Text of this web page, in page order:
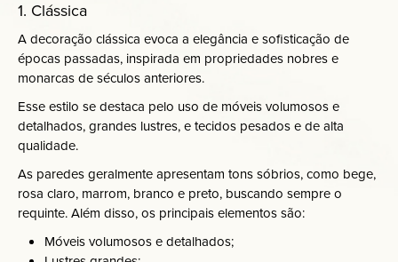
1. Clássica
A decoração clássica evoca a elegância e sofisticação de
épocas passadas, inspirada em propriedades nobres e
monarcas de séculos anteriores.
Esse estilo se destaca pelo uso de móveis volumosos e
detalhados, grandes lustres, e tecidos pesados e de alta
qualidade.
As paredes geralmente apresentam tons sóbrios, como bege,
rosa claro, marrom, branco e preto, buscando sempre o
requinte. Além disso, os principais elementos são:
Móveis volumosos e detalhados;